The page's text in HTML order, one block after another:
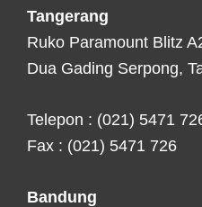
Tangerang
Ruko Paramount Blitz
Dua Gading Serpong,
Telepon : (021) 5471
Fax : (021) 5471 726
Bandung